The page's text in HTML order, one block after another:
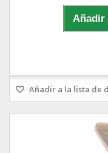
Añadir a la lista de